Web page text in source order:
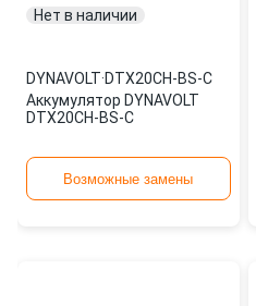
Нет в наличии
DYNAVOLT·DTX20CH-BS-C
Аккумулятор DYNAVOLT
DTX20CH-BS-C
Возможные замены